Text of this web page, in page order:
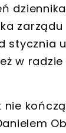
zarządu
stycznia
w radzie
nie